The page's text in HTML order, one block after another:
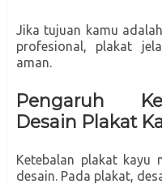
Jika tujuan kamu
profesional, plakat
aman.
Pengaruh
Desain Plakat
Ketebalan plakat kayu
desain. Pada plakat,